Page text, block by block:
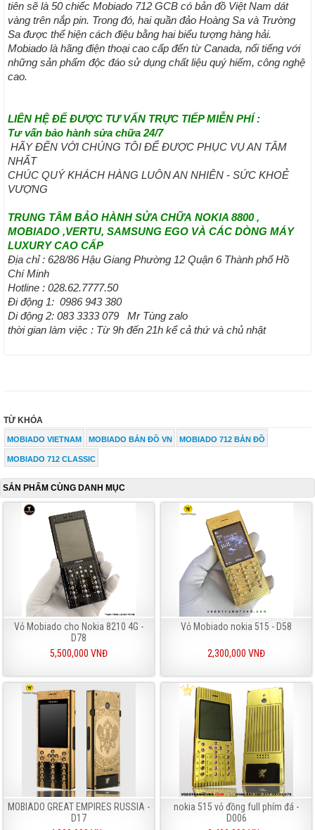
tiên sẽ là 50 chiếc Mobiado 712 GCB có bản đồ Việt Nam dát
vàng trên nắp pin. Trong đó, hai quần đảo Hoàng Sa và Trường
Sa được thể hiện cách điệu bằng hai biểu tượng hàng hải.
Mobiado là hãng điện thoại cao cấp đến từ Canada, nổi tiếng với
những sản phẩm độc đáo sử dụng chất liệu quý hiếm, công nghệ
cao.
LIÊN HỆ ĐỂ ĐƯỢC TƯ VẤN TRỰC TIẾP MIỄN PHÍ :
Tư vấn bảo hành sửa chữa 24/7
HÃY ĐẾN VỚI CHÚNG TÔI ĐỂ ĐƯỢC PHỤC VỤ AN TÂM
NHẤT
CHÚC QUÝ KHÁCH HÀNG LUÔN AN NHIÊN - SỨC KHOẺ
VƯỢNG
TRUNG TÂM BẢO HÀNH SỬA CHỮA NOKIA 8800 ,
MOBIADO ,VERTU, SAMSUNG EGO VÀ CÁC DÒNG MÁY
LUXURY CAO CẤP
Địa chỉ : 628/86 Hậu Giang Phường 12 Quận 6 Thành phố Hồ
Chí Minh
Hotline : 028.62.7777.50
Đi động 1: 0986 943 380
Di động 2: 083 3333 079 Mr Tùng zalo
thời gian làm việc : Từ 9h đến 21h kể cả thứ và chủ nhật
TỪ KHÓA
MOBIADO VIETNAM MOBIADO BẢN ĐỒ VN MOBIADO 712 BẢN ĐỒ
MOBIADO 712 CLASSIC
SẢN PHẨM CÙNG DANH MỤC
Vỏ Mobiado cho Nokia 8210 4G -
D78
5,500,000 VNĐ
Vỏ Mobiado nokia 515 - D58
2,300,000 VNĐ
MOBIADO GREAT EMPIRES RUSSIA -
D17
nokia 515 vỏ đồng full phím đá -
D006